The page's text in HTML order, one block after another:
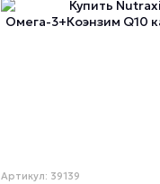
Артикул: 39139